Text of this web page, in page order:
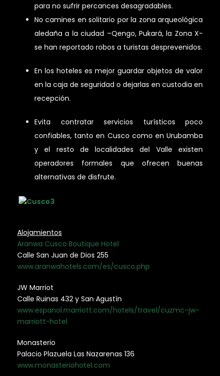
para no sufrir percances desagradables.
No camines en solitario por la zona arqueológica
aledaña a la ciudad –Qengo, Pukará, la Zona X-
se han reportado robos a turistas desprevenidos.
En los hoteles es mejor guardar objetos de valor
en la caja de seguridad o dejarlas en custodia en
recepción.
Evita contratar servicios turísticos poco
confiables, tanto en Cusco como en Urubamba
y el resto de localidades del Valle existen
operadores formales que ofrecen buenas
alternativas de disfrute.
Alojamientos
Aranwa Cusco Boutique Hotel
Calle San Juan de Dios 255
www.aranwahotels.com/es/cusco.php
JW Marriot
Calle Ruinas 432 y San Agustín
www.espanol.marriott.com/hotels/travel/cuzmc-jw-
marriott-hotel
Monasterio
Palacio Plazuela Las Nazarenas 136
www.monasteriohotel.com